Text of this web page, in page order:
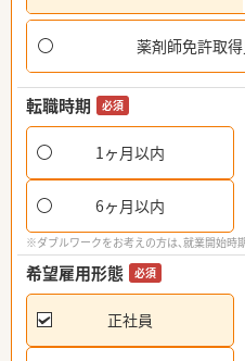
薬剤師免許取得
転職時期 必須
1ヶ月以内
6ヶ月以内
※ダブルワークをお考えの方は、就業開始時
希望雇用形態 必須
正社員